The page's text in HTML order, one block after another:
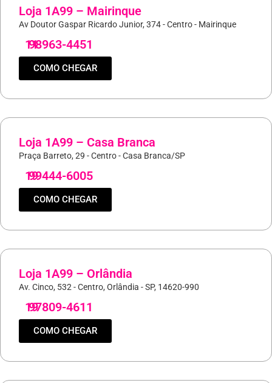
Loja 1A99 – Mairinque
Av Doutor Gaspar Ricardo Junior, 374 - Centro - Mairinque
11
98963-4451
COMO CHEGAR
Loja 1A99 – Casa Branca
Praça Barreto, 29 - Centro - Casa Branca/SP
19
99444-6005
COMO CHEGAR
Loja 1A99 – Orlândia
Av. Cinco, 532 - Centro, Orlândia - SP, 14620-990
19
97809-4611
COMO CHEGAR